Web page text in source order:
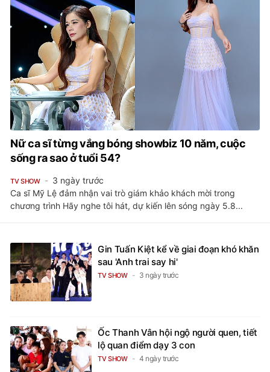
Nữ ca sĩ từng vắng bóng showbiz 10 năm, cuộc
sống ra sao ở tuổi 54?
TV SHOW
3 ngày trước
Ca sĩ Mỹ Lệ đảm nhận vai trò giám khảo khách mời trong
chương trình Hãy nghe tôi hát, dự kiến lên sóng ngày 5.8...
Gin Tuấn Kiệt kể về giai đoạn khó khăn
sau 'Anh trai say hi'
TV SHOW 3 ngày trước
Ốc Thanh Vân hội ngộ người quen, tiết
lộ quan điểm dạy 3 con
TV SHOW 4 ngày trước